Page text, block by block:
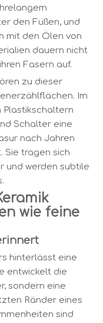
den Füßen, und
mit den Ölen von
dauern nicht
Fasern auf.
zu dieser
Im
Plastikschaltern
Schalter eine
nach Jahren
Sie tragen sich
und werden subtile
wie feine
hinterlässt eine
entwickelt die
sondern eine
Ränder eines
sind